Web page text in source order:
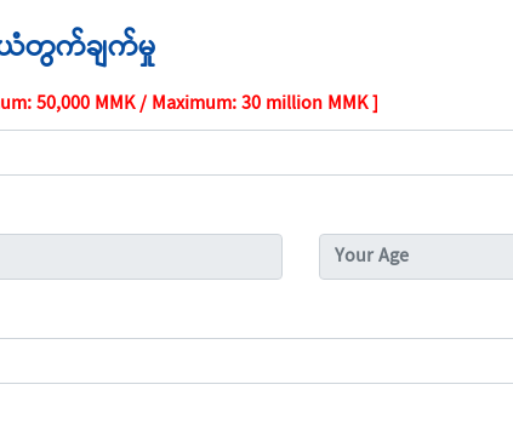
တွက်ချက်မှု
50,000 MMK / Maximum: 30 million MMK ]